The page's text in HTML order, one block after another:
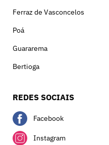
Ferraz de Vasconcelos
Poá
Guararema
Bertioga
REDES SOCIAIS
Facebook
Instagram